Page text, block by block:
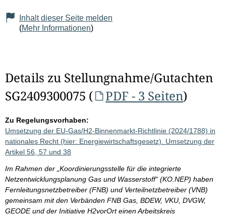
Inhalt dieser Seite melden
(Mehr Informationen)
Details zu Stellungnahme/Gutachten
SG2409300075 (
PDF - 3 Seiten)
Zu Regelungsvorhaben:
Umsetzung der EU-Gas/H2-Binnenmarkt-Richtlinie (2024/1788) in
nationales Recht (hier: Energiewirtschaftsgesetz). Umsetzung der
Artikel 56, 57 und 38
Im Rahmen der „Koordinierungsstelle für die integrierte
Netzentwicklungsplanung Gas und Wasserstoff“ (KO.NEP) haben
Fernleitungsnetzbetreiber (FNB) und Verteilnetzbetreiber (VNB)
gemeinsam mit den Verbänden FNB Gas, BDEW, VKU, DVGW,
GEODE und der Initiative H2vorOrt einen Arbeitskreis